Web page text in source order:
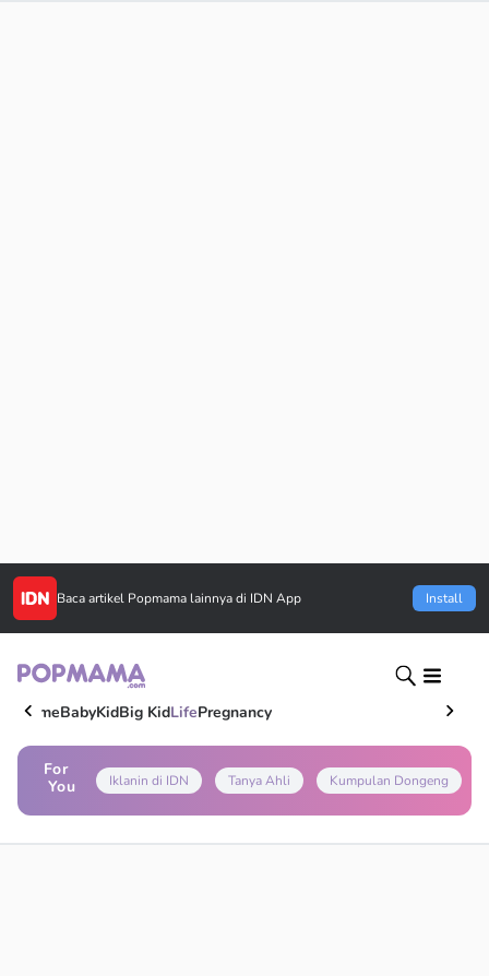
Baca artikel Popmama lainnya di IDN App Install
HomeBabyKidBig KidLifePregnancy
For
You
Iklanin di IDN Tanya Ahli Kumpulan Dongeng